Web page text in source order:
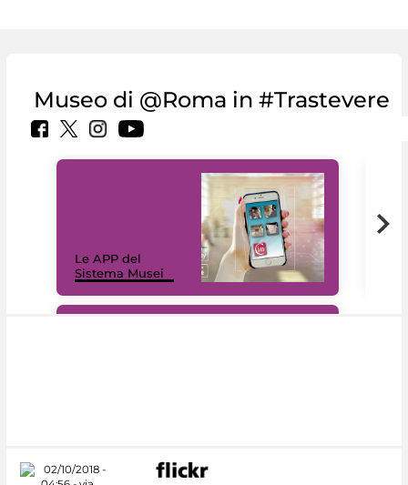
Museo di @Roma in #Trastevere
Le APP del
Sistema Musei